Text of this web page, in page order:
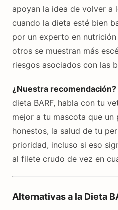
apoyan la idea de volver a
cuando la dieta esté bien
por un experto en
otros se muestran más
riesgos asociados con las
¿Nuestra recomendación?
dieta BARF, habla con tu
mejor a tu mascota que un
honestos, la salud de tu
prioridad, incluso si eso
al filete crudo de vez en
Alternativas a la Dieta